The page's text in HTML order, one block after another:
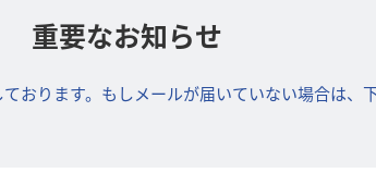
重要なお知らせ
おります。もしメールが届いていない場合は、